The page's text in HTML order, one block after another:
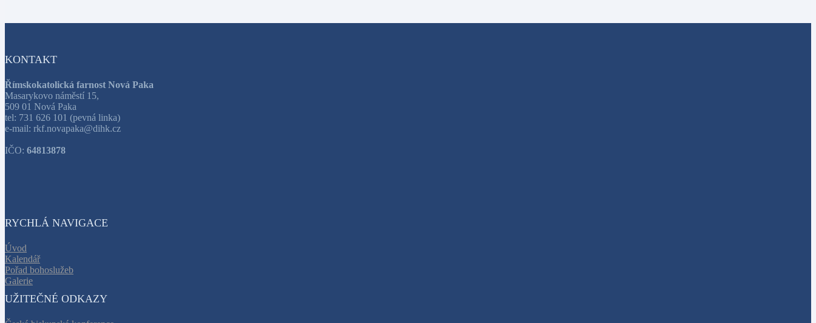
KONTAKT
Římskokatolická farnost Nová Paka
Masarykovo náměstí 15,
509 01 Nová Paka
tel: 731 626 101 (pevná linka)
e-mail: rkf.novapaka@dihk.cz
IČO: 64813878
RYCHLÁ NAVIGACE
Úvod
Kalendář
Pořad bohoslužeb
Galerie
UŽITEČNÉ ODKAZY